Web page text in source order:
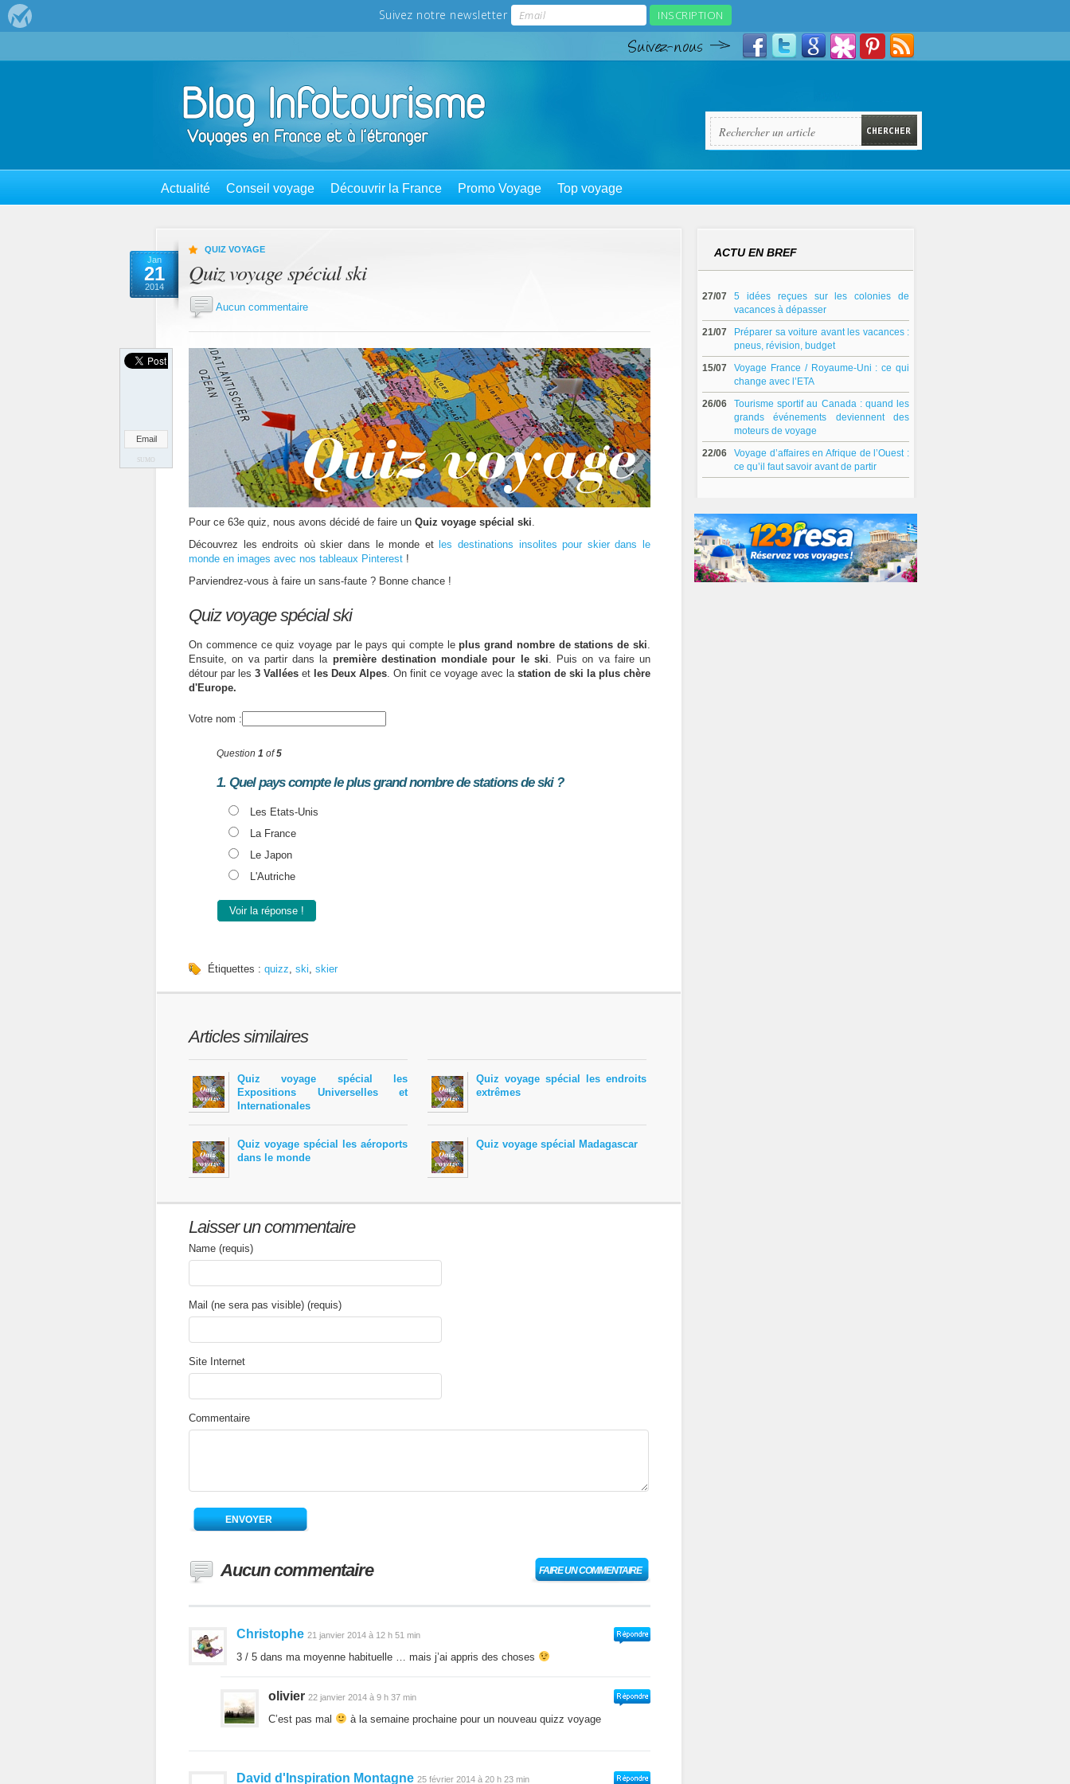
Actualité Conseil voyage Découvrir la France Promo Voyage Top voyage
Jan
21
2014
QUIZ VOYAGE
Quiz voyage spécial ski
Aucun commentaire
Email
SUMO
Pour ce 63e quiz, nous avons décidé de faire un Quiz voyage spécial ski.
Découvrez les endroits où skier dans le monde et les destinations insolites pour skier dans le
monde en images avec nos tableaux Pinterest !
Parviendrez-vous à faire un sans-faute ? Bonne chance !
Quiz:
Quiz voyage spécial ski
On commence ce quiz voyage par le pays qui compte leplus grand nombre de stations de ski.
Ensuite, on va partir dans la première destination mondiale pour le ski. Puis on va faire un
détour par les 3 Vallées et les Deux Alpes. On finit ce voyage avec la station de ski la plus chère
d'Europe.
Votre nom :
Question 1 of5
1. Quel pays compte le plus grand nombre de stations de ski ?
Les Etats-Unis
La France
Le Japon
L'Autriche
Voir la réponse !
Étiquettes : quizz, ski, skier
Articles similaires
Quiz voyage spécial les
Expositions Universelles et
Internationales
Quiz voyage spécial les endroits
extrêmes
Quiz voyage spécial les aéroports
dans le monde
Quiz voyage spécial Madagascar
Laisser un commentaire
Name (requis)
Mail (ne sera pas visible) (requis)
Site Internet
Commentaire
Aucun commentaire FAIRE UN COMMENTAIRE
Christophe 21 janvier 2014 à 12 h 51 min
3 / 5 dans ma moyenne habituelle … mais j’ai appris des choses
olivier 22 janvier 2014 à 9 h 37 min
C’est pas mal à la semaine prochaine pour un nouveau quizz voyage
David d'Inspiration Montagne 25 février 2014 à 20 h 23 min
ACTU EN BREF
27/07
5 idées reçues sur les colonies de
vacances à dépasser
21/07
Préparer sa voiture avant les vacances :
pneus, révision, budget
15/07
Voyage France / Royaume-Uni : ce qui
change avec l’ETA
26/06
Tourisme sportif au Canada : quand les
grands événements deviennent des
moteurs de voyage
22/06
Voyage d’affaires en Afrique de l’Ouest :
ce qu’il faut savoir avant de partir